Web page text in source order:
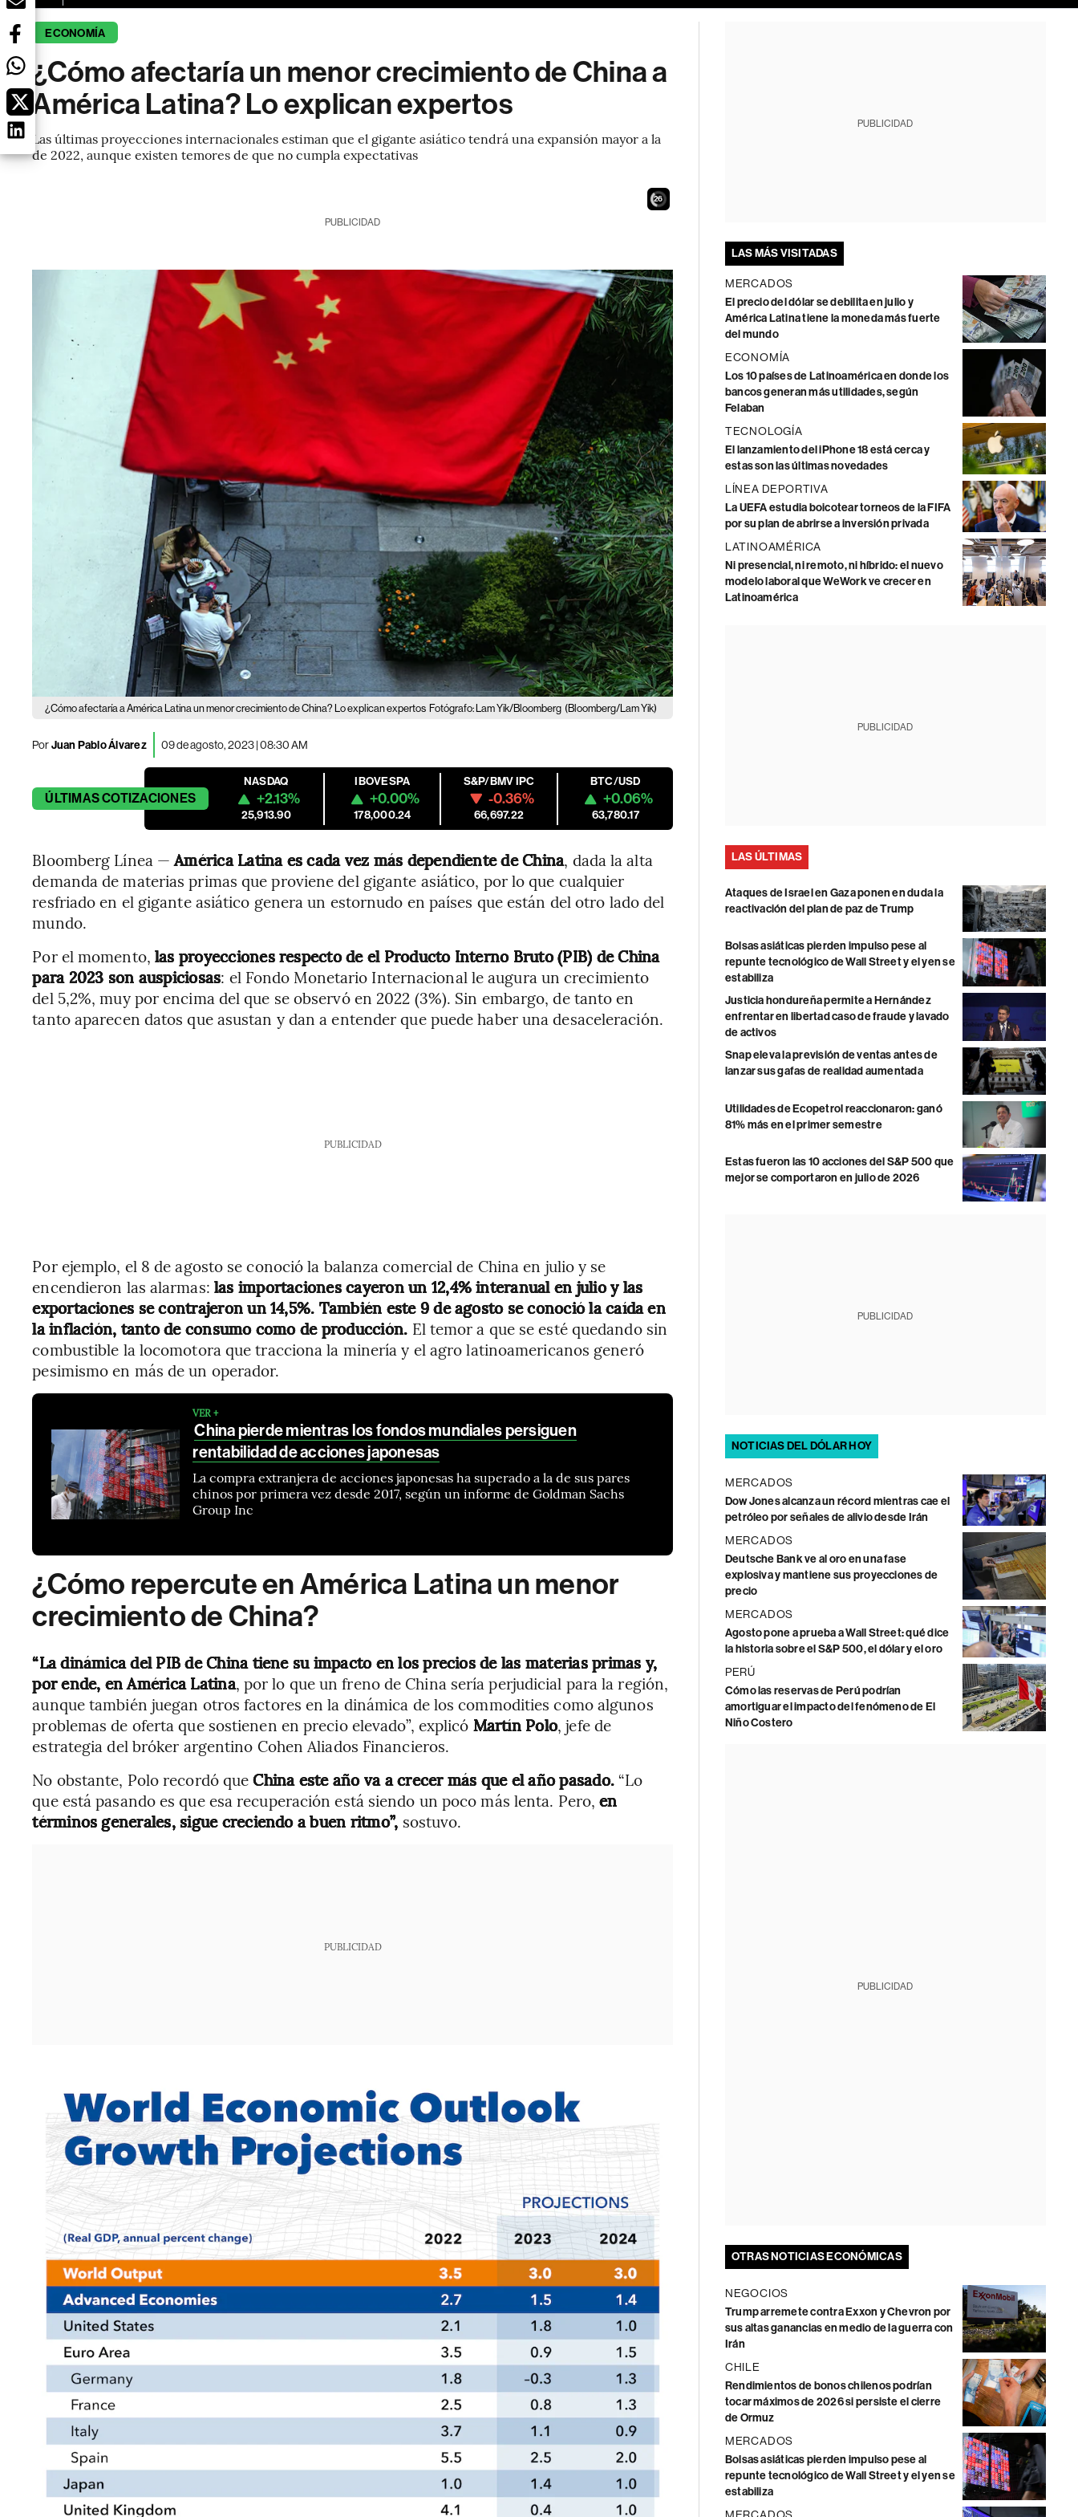
ECONOMÍA
¿Cómo afectaría un menor crecimiento de China a
América Latina? Lo explican expertos
Las últimas proyecciones internacionales estiman que el gigante asiático tendrá una expansión mayor a la
de 2022, aunque existen temores de que no cumpla expectativas
24
PUBLICIDAD
¿Cómo afectaría a América Latina un menor crecimiento de China? Lo explican expertos Fotógrafo: Lam Yik/Bloomberg (Bloomberg/Lam Yik)
PorJuan Pablo Álvarez 09 de agosto, 2023 | 08:30 AM
ÚLTIMASCOTIZACIONES
NASDAQ
+2.13%
25,913.90
IBOVESPA
+0.00%
178,000.24
S&P/BMV IPC
-0.36%
66,697.22
BTC/USD
+0.06%
63,780.17
Bloomberg Línea —América Latina es cada vez más dependiente de China, dada la alta
demanda de materias primas que proviene del gigante asiático, por lo que cualquier
resfriado en el gigante asiático genera un estornudo en países que están del otro lado del
mundo.
Por el momento, las proyecciones respecto de el Producto Interno Bruto (PIB) de China
para 2023 son auspiciosas: el Fondo Monetario Internacional le augura un crecimiento
del 5,2%, muy por encima del que se observó en 2022 (3%). Sin embargo, de tanto en
tanto aparecen datos que asustan y dan a entender que puede haber una desaceleración.
PUBLICIDAD
Por ejemplo, el 8 de agosto se conoció la balanza comercial de China en julio y se
encendieron las alarmas: las importaciones cayeron un 12,4% interanual en julio y las
exportaciones se contrajeron un 14,5%. También este 9 de agosto se conoció la caída en
la inflación, tanto de consumo como de producción. El temor a que se esté quedando sin
combustible la locomotora que tracciona la minería y el agro latinoamericanos generó
pesimismo en más de un operador.
VER +
China pierde mientras los fondos mundiales persiguen
rentabilidad de acciones japonesas
La compra extranjera de acciones japonesas ha superado a la de sus pares
chinos por primera vez desde 2017, según un informe de Goldman Sachs
Group Inc
¿Cómo repercute en América Latina un menor
crecimiento de China?
“La dinámica del PIB de China tiene su impacto en los precios de las materias primas y,
por ende, en América Latina, por lo que un freno de China sería perjudicial para la región,
aunque también juegan otros factores en la dinámica de los commodities como algunos
problemas de oferta que sostienen en precio elevado”, explicó Martín Polo, jefe de
estrategia del bróker argentino Cohen Aliados Financieros.
No obstante, Polo recordó queChina este año va a crecer más que el año pasado. “Lo
que está pasando es que esa recuperación está siendo un poco más lenta. Pero,en
términos generales, sigue creciendo a buen ritmo”, sostuvo.
PUBLICIDAD
PUBLICIDAD
LAS MÁS VISITADAS
MERCADOS
El precio del dólar se debilita en julio y
América Latina tiene la moneda más fuerte
del mundo
ECONOMÍA
Los 10 países de Latinoamérica en donde los
bancos generan más utilidades, según
Felaban
TECNOLOGÍA
El lanzamiento del iPhone 18 está cerca y
estas son las últimas novedades
LÍNEA DEPORTIVA
La UEFA estudia boicotear torneos de la FIFA
por su plan de abrirse a inversión privada
LATINOAMÉRICA
Ni presencial, ni remoto, ni híbrido: el nuevo
modelo laboral que WeWork ve crecer en
Latinoamérica
PUBLICIDAD
LAS ÚLTIMAS
Ataques de Israel en Gaza ponen en duda la
reactivación del plan de paz de Trump
Bolsas asiáticas pierden impulso pese al
repunte tecnológico de Wall Street y el yen se
estabiliza
Justicia hondureña permite a Hernández
enfrentar en libertad caso de fraude y lavado
de activos
Snap eleva la previsión de ventas antes de
lanzar sus gafas de realidad aumentada
Utilidades de Ecopetrol reaccionaron: ganó
81% más en el primer semestre
Estas fueron las 10 acciones del S&P 500 que
mejor se comportaron en julio de 2026
PUBLICIDAD
NOTICIAS DEL DÓLAR HOY
MERCADOS
Dow Jones alcanza un récord mientras cae el
petróleo por señales de alivio desde Irán
MERCADOS
Deutsche Bank ve al oro en una fase
explosiva y mantiene sus proyecciones de
precio
MERCADOS
Agosto pone a prueba a Wall Street: qué dice
la historia sobre el S&P 500, el dólar y el oro
PERÚ
Cómo las reservas de Perú podrían
amortiguar el impacto del fenómeno de El
Niño Costero
PUBLICIDAD
OTRAS NOTICIAS ECONÓMICAS
NEGOCIOS
Trump arremete contra Exxon y Chevron por
sus altas ganancias en medio de la guerra con
Irán
CHILE
Rendimientos de bonos chilenos podrían
tocar máximos de 2026 si persiste el cierre
de Ormuz
MERCADOS
Bolsas asiáticas pierden impulso pese al
repunte tecnológico de Wall Street y el yen se
estabiliza
MERCADOS